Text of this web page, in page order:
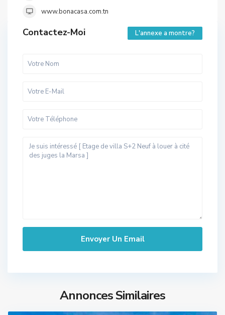
www.bonacasa.com.tn
Contactez-Moi L'annexe a montre?
Annonces Similaires